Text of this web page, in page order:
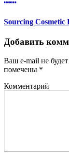
Sourcing
Добавить
Ваш e-mail не
помечены *
Комментарий